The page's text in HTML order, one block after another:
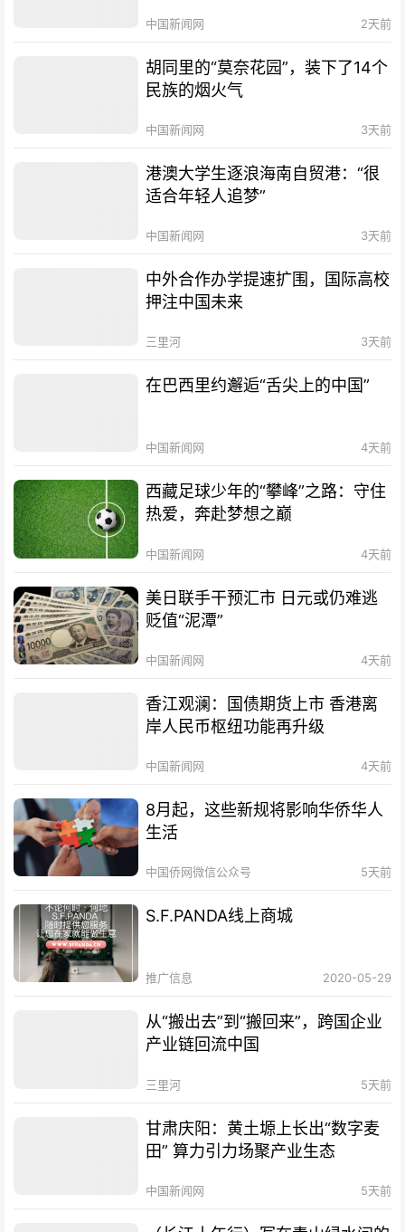
中国新闻网 2天前
胡同里的“莫奈花园”，装下了14个
民族的烟火气
中国新闻网 3天前
港澳大学生逐浪海南自贸港：“很
适合年轻人追梦”
中国新闻网 3天前
中外合作办学提速扩围，国际高校
押注中国未来
三里河 3天前
在巴西里约邂逅“舌尖上的中国”
中国新闻网 4天前
西藏足球少年的“攀峰”之路：守住
热爱，奔赴梦想之巅
中国新闻网 4天前
美日联手干预汇市 日元或仍难逃
贬值“泥潭”
中国新闻网 4天前
香江观澜：国债期货上市 香港离
岸人民币枢纽功能再升级
中国新闻网 4天前
8月起，这些新规将影响华侨华人
生活
中国侨网微信公众号 5天前
S.F.PANDA线上商城
推广信息 2020-05-29
从“搬出去”到“搬回来”，跨国企业
产业链回流中国
三里河 5天前
甘肃庆阳：黄土塬上长出“数字麦
田” 算力引力场聚产业生态
中国新闻网 5天前